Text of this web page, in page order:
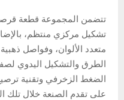
تتضمن المجموعة قطعة
تشكيل مركزي منتظم،
متعدد الألوان، وفواصل
الطرق والتشكيل اليدوي
الضغط الزخرفي وتقنية
على تقدم الصنعة خلال تلك